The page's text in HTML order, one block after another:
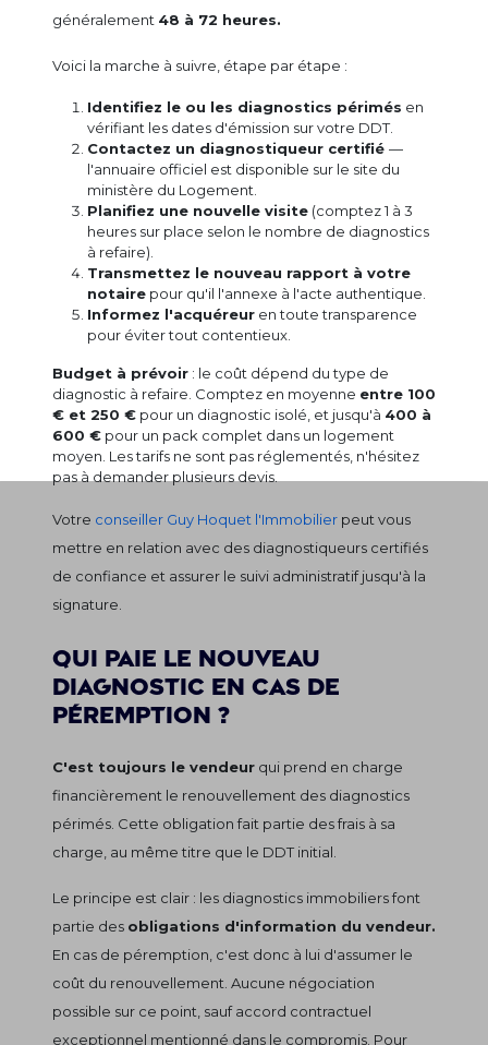
généralement 48 à 72 heures.
Voici la marche à suivre, étape par étape :
Identifiez le ou les diagnostics périmés en
vérifiant les dates d'émission sur votre DDT.
Contactez un diagnostiqueur certifié —
l'annuaire officiel est disponible sur le site du
ministère du Logement.
Planifiez une nouvelle visite (comptez 1 à 3
heures sur place selon le nombre de diagnostics
à refaire).
Transmettez le nouveau rapport à votre
notaire pour qu'il l'annexe à l'acte authentique.
Informez l'acquéreur en toute transparence
pour éviter tout contentieux.
Budget à prévoir : le coût dépend du type de
diagnostic à refaire. Comptez en moyenne entre 100
€ et 250 € pour un diagnostic isolé, et jusqu'à 400 à
600 € pour un pack complet dans un logement
moyen. Les tarifs ne sont pas réglementés, n'hésitez
pas à demander plusieurs devis.
Votre conseiller Guy Hoquet l'Immobilier peut vous
mettre en relation avec des diagnostiqueurs certifiés
de confiance et assurer le suivi administratif jusqu'à la
signature.
Qui paie le nouveau
diagnostic en cas de
péremption ?
C'est toujours le vendeur qui prend en charge
financièrement le renouvellement des diagnostics
périmés. Cette obligation fait partie des frais à sa
charge, au même titre que le DDT initial.
Le principe est clair : les diagnostics immobiliers font
partie des obligations d'information du vendeur.
En cas de péremption, c'est donc à lui d'assumer le
coût du renouvellement. Aucune négociation
possible sur ce point, sauf accord contractuel
exceptionnel mentionné dans le compromis. Pour